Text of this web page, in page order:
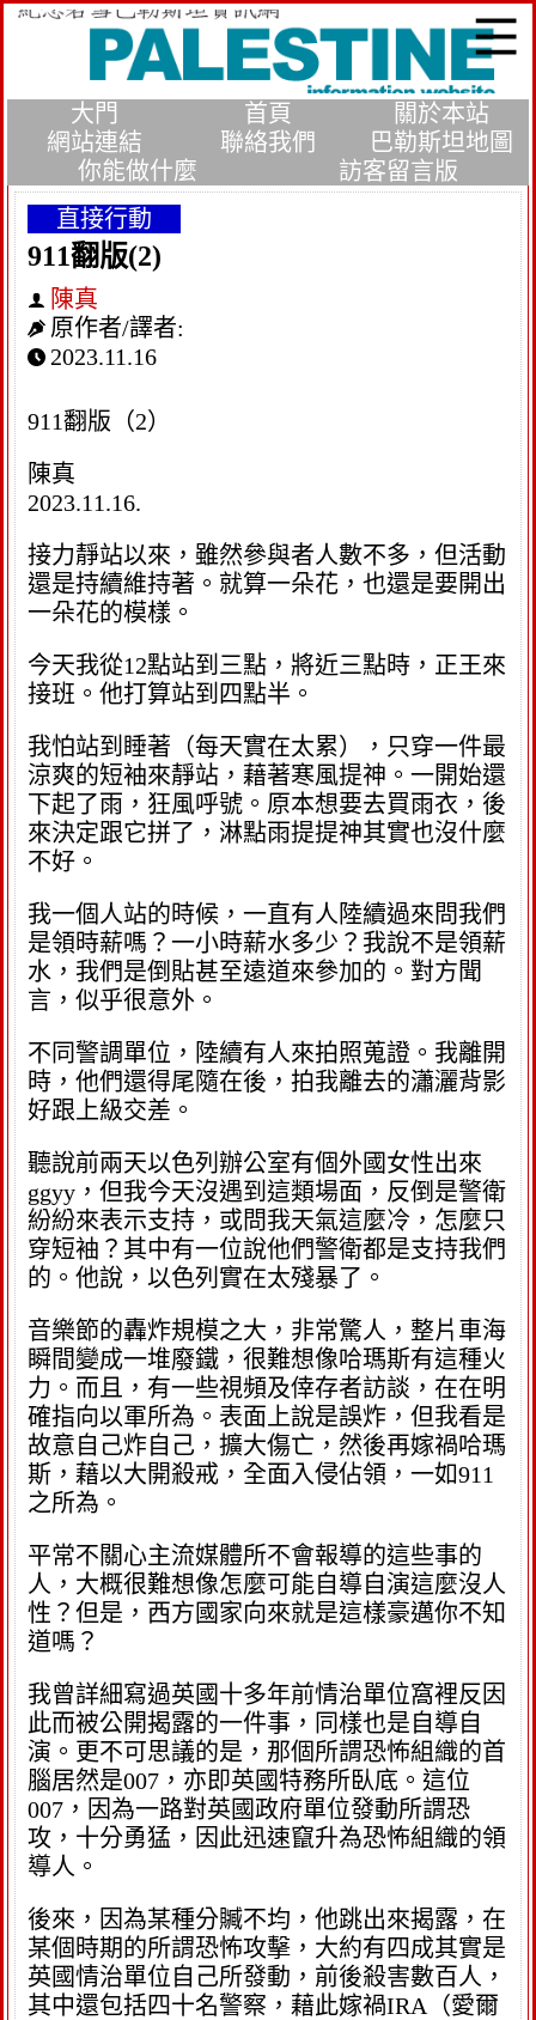
大門 首頁
關於本站
網站連結
聯絡我們
巴勒斯坦地圖
你能做什麼
訪客留言版
直接行動
911翻版(2)
陳真
原作者/譯者:
2023.11.16
911翻版（2）
陳真
2023.11.16.
接力靜站以來，雖然參與者人數不多，但活動
還是持續維持著。就算一朵花，也還是要開出
一朵花的模樣。
今天我從12點站到三點，將近三點時，正王來
接班。他打算站到四點半。
我怕站到睡著（每天實在太累），只穿一件最
涼爽的短袖來靜站，藉著寒風提神。一開始還
下起了雨，狂風呼號。原本想要去買雨衣，後
來決定跟它拼了，淋點雨提提神其實也沒什麼
不好。
我一個人站的時候，一直有人陸續過來問我們
是領時薪嗎？一小時薪水多少？我說不是領薪
水，我們是倒貼甚至遠道來參加的。對方聞
言，似乎很意外。
不同警調單位，陸續有人來拍照蒐證。我離開
時，他們還得尾隨在後，拍我離去的瀟灑背影
好跟上級交差。
聽說前兩天以色列辦公室有個外國女性出來
ggyy，但我今天沒遇到這類場面，反倒是警衛
紛紛來表示支持，或問我天氣這麼冷，怎麼只
穿短袖？其中有一位說他們警衛都是支持我們
的。他說，以色列實在太殘暴了。
音樂節的轟炸規模之大，非常驚人，整片車海
瞬間變成一堆廢鐵，很難想像哈瑪斯有這種火
力。而且，有一些視頻及倖存者訪談，在在明
確指向以軍所為。表面上說是誤炸，但我看是
故意自己炸自己，擴大傷亡，然後再嫁禍哈瑪
斯，藉以大開殺戒，全面入侵佔領，一如911
之所為。
平常不關心主流媒體所不會報導的這些事的
人，大概很難想像怎麼可能自導自演這麼沒人
性？但是，西方國家向來就是這樣豪邁你不知
道嗎？
我曾詳細寫過英國十多年前情治單位窩裡反因
此而被公開揭露的一件事，同樣也是自導自
演。更不可思議的是，那個所謂恐怖組織的首
腦居然是007，亦即英國特務所臥底。這位
007，因為一路對英國政府單位發動所謂恐
攻，十分勇猛，因此迅速竄升為恐怖組織的領
導人。
後來，因為某種分贓不均，他跳出來揭露，在
某個時期的所謂恐怖攻擊，大約有四成其實是
英國情治單位自己所發動，前後殺害數百人，
其中還包括四十名警察，藉此嫁禍IRA（愛爾